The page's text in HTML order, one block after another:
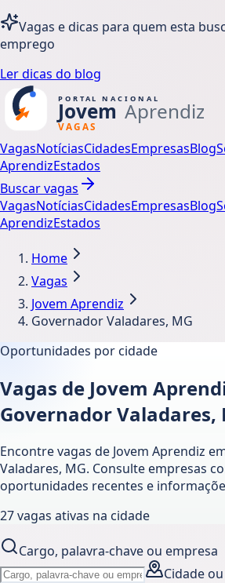
Vagas e dicas para quem esta
emprego
Ler dicas do blog
VagasNotíciasCidadesEmpresasBlog
AprendizEstados
Buscar vagas
VagasNotíciasCidadesEmpresasBlog
AprendizEstados
Home
Vagas
Jovem Aprendiz
Governador Valadares, MG
Oportunidades por cidade
Vagas de Jovem
Governador Valadares,
Encontre vagas de Jovem Aprendiz
Valadares, MG. Consulte empresas
oportunidades recentes e
27vagas ativas na cidade
Cargo, palavra-chave ou empresa
Cidade